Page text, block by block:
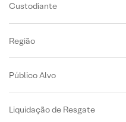
Custodiante
Região
Público Alvo
Liquidação de Resgate